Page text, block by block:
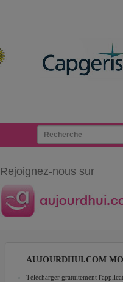
Rejoignez-nous sur
AUJOURDHUI.COM
Télécharger gratuitement